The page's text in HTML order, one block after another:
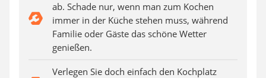
LED-Beamer
Video-Türsprechanlage
ab. Schade nur, wenn man zum Kochen
immer in der Küche stehen muss, während
Familie oder Gäste das schöne Wetter
genießen.
Verlegen Sie doch einfach den Kochplatz